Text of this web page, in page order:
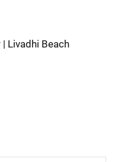
Livadhi Beach